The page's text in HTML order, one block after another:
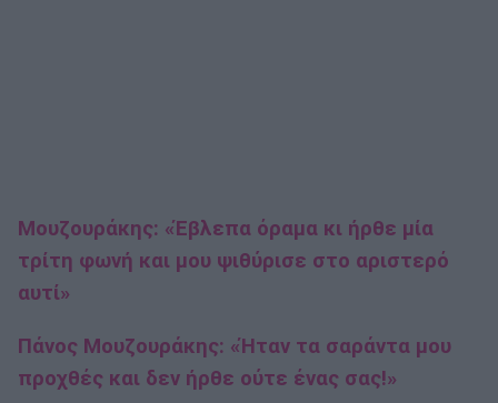
Μουζουράκης: «Έβλεπα όραμα κι ήρθε μία
τρίτη φωνή και μου ψιθύρισε στο αριστερό
αυτί»
Πάνος Μουζουράκης: «Ήταν τα σαράντα μου
προχθές και δεν ήρθε ούτε ένας σας!»